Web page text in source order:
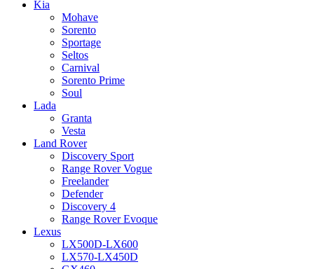
Kia
Mohave
Sorento
Sportage
Seltos
Carnival
Sorento Prime
Soul
Lada
Granta
Vesta
Land Rover
Discovery Sport
Range Rover Vogue
Freelander
Defender
Discovery 4
Range Rover Evoque
Lexus
LX500D-LX600
LX570-LX450D